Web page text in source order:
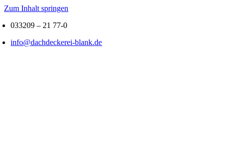
Zum Inhalt springen
033209 – 21 77-0
info@dachdeckerei-blank.de